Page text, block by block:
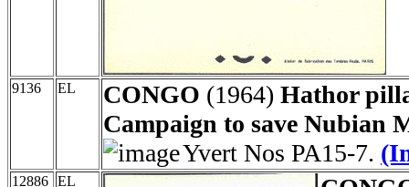
9136 EL CONGO (1964) Hathor
Campaign to save Nubian
Yvert Nos PA15-7.
12886 EL